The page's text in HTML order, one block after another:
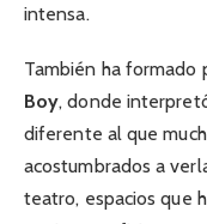
intensa.
También ha formado
Boy, donde
diferente al que
acostumbrados a
teatro, espacios que